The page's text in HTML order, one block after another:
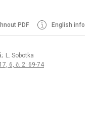
PDF English info
L. Sobotka
6, č. 2: 69-74